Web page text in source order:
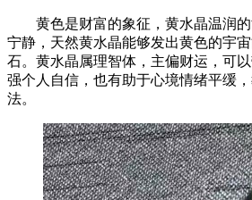
黄色是财富的象征，黄水晶温润的
宁静，天然黄水晶能够发出黄色的宇
石。黄水晶属理智体，主偏财运，可
强个人自信，也有助于心境情绪平缓
法。